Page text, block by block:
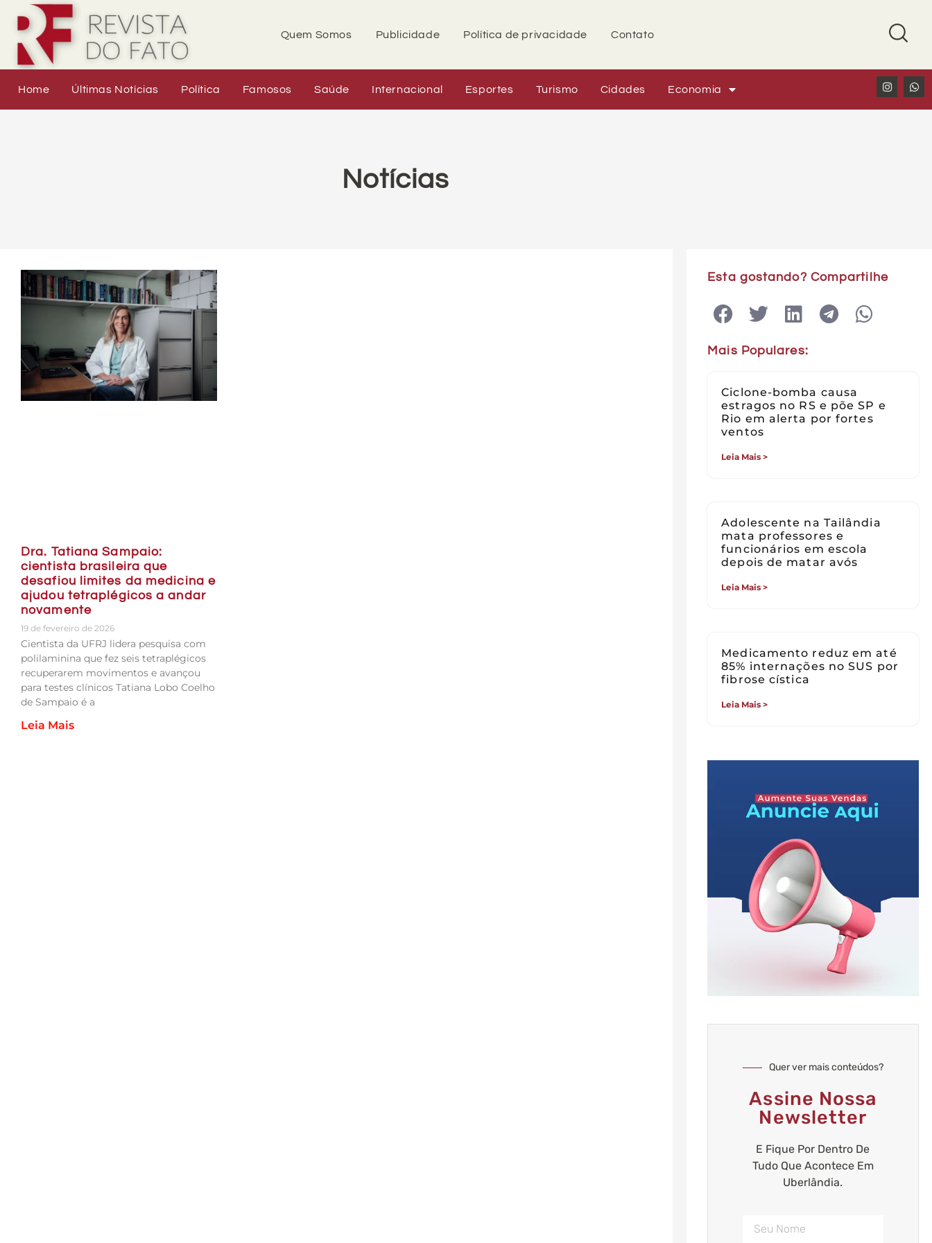
Quem Somos Publicidade Política de privacidade Contato
Home Últimas Notícias Política Famosos Saúde Internacional Esportes Turismo Cidades Economia
Notícias
Dra. Tatiana Sampaio:
cientista brasileira que
desafiou limites da medicina e
ajudou tetraplégicos a andar
novamente
19 de fevereiro de 2026
Cientista da UFRJ lidera pesquisa com
polilaminina que fez seis tetraplégicos
recuperarem movimentos e avançou
para testes clínicos Tatiana Lobo Coelho
de Sampaio é a
Leia Mais
Esta gostando? Compartilhe
Mais Populares:
Ciclone-bomba causa
estragos no RS e põe SP e
Rio em alerta por fortes
ventos
Leia Mais >
Adolescente na Tailândia
mata professores e
funcionários em escola
depois de matar avós
Leia Mais >
Medicamento reduz em até
85% internações no SUS por
fibrose cística
Leia Mais >
Quer ver mais conteúdos?
Assine Nossa
Newsletter
E Fique Por Dentro De
Tudo Que Acontece Em
Uberlândia.